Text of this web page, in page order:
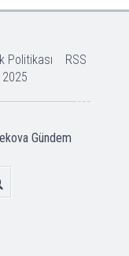
Politikası
RSS
Gündem